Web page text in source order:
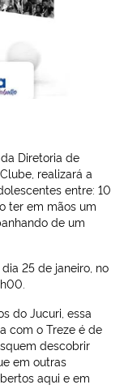
Diretoria de
realizará a
entre: 10
ter em mãos um
de um
25 de janeiro, no
do Jucuri, essa
com o Treze é de
descobrir
em outras
aqui e em